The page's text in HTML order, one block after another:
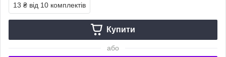
13 ₴ від 10 комплектів
Купити
або